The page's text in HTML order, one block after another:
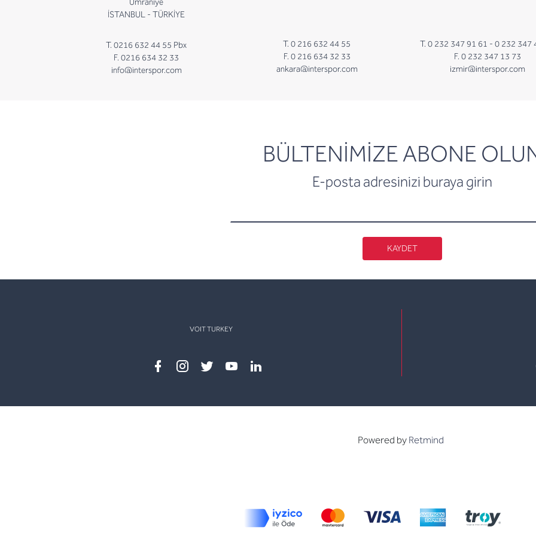
İSTANBUL - TÜRKİYE
T. 0216 632 44 55 Pbx
F. 0216 634 32 33
info@interspor.com
T. 0 216 632 44 55
F. 0 216 634 32 33
ankara@interspor.com
T. 0 232 347 91 61 - 0 232 347
F. 0 232 347 13 73
izmir@interspor.com
BÜLTENİMİZE ABONE
E-posta adresinizi buraya girin
newsletter
KAYDET
VOIT TURKEY
Powered by Retmind